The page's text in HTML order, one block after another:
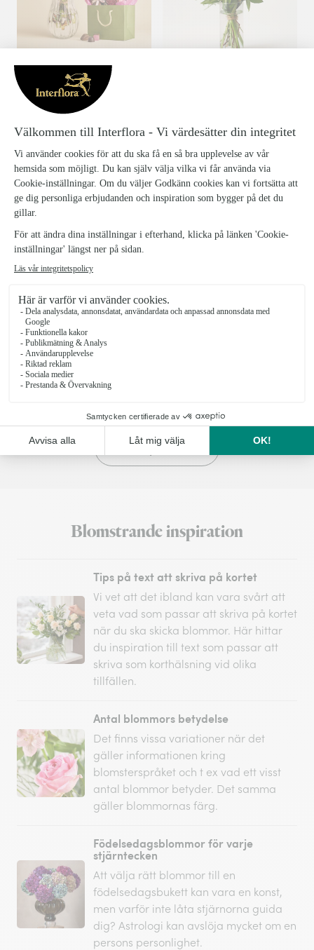
från549 kr
Bra pris
Lycka till-buketten
från299 kr
Presentpåse
Guldkant Chokladtrio
Se fler produkter
Blomstrande inspiration
Tips på text att skriva på kortet
Vi vet att det ibland kan vara svårt att
veta vad som passar att skriva på kortet
när du ska skicka blommor. Här hittar
du inspiration till text som passar att
skriva som korthälsning vid olika
tillfällen.
Antal blommors betydelse
Det finns vissa variationer när det
gäller informationen kring
blomsterspråket och t ex vad ett visst
antal blommor betyder. Det samma
gäller blommornas färg.
Födelsedagsblommor för varje
stjärntecken
Att välja rätt blommor till en
födelsedagsbukett kan vara en konst,
men varför inte låta stjärnorna guida
dig? Astrologi kan avslöja mycket om en
persons personlighet.